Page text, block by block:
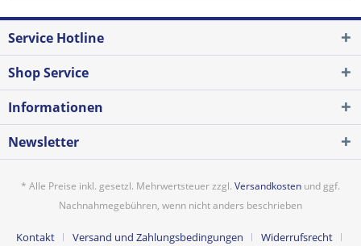
Service Hotline
Shop Service
Informationen
Newsletter
* Alle Preise inkl. gesetzl. Mehrwertsteuer zzgl. Versandkosten und ggf.
Nachnahmegebühren, wenn nicht anders beschrieben
Kontakt Versand und Zahlungsbedingungen Widerrufsrecht